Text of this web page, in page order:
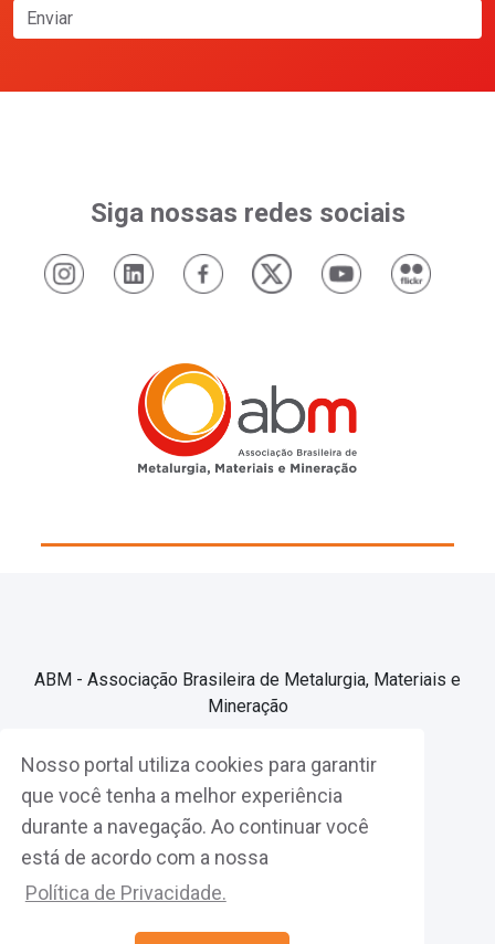
Nosso portal utiliza cookies para garantir
que você tenha a melhor experiência
durante a navegação. Ao continuar você
está de acordo com a nossa
Política de Privacidade.
Enviar
Siga nossas redes sociais
ABM - Associação Brasileira de Metalurgia, Materiais e
Mineração
Associe-se
Fazer Login